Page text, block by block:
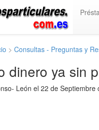
> Consultas - Preguntas y
dinero ya sin
León el 22 de Septiembre